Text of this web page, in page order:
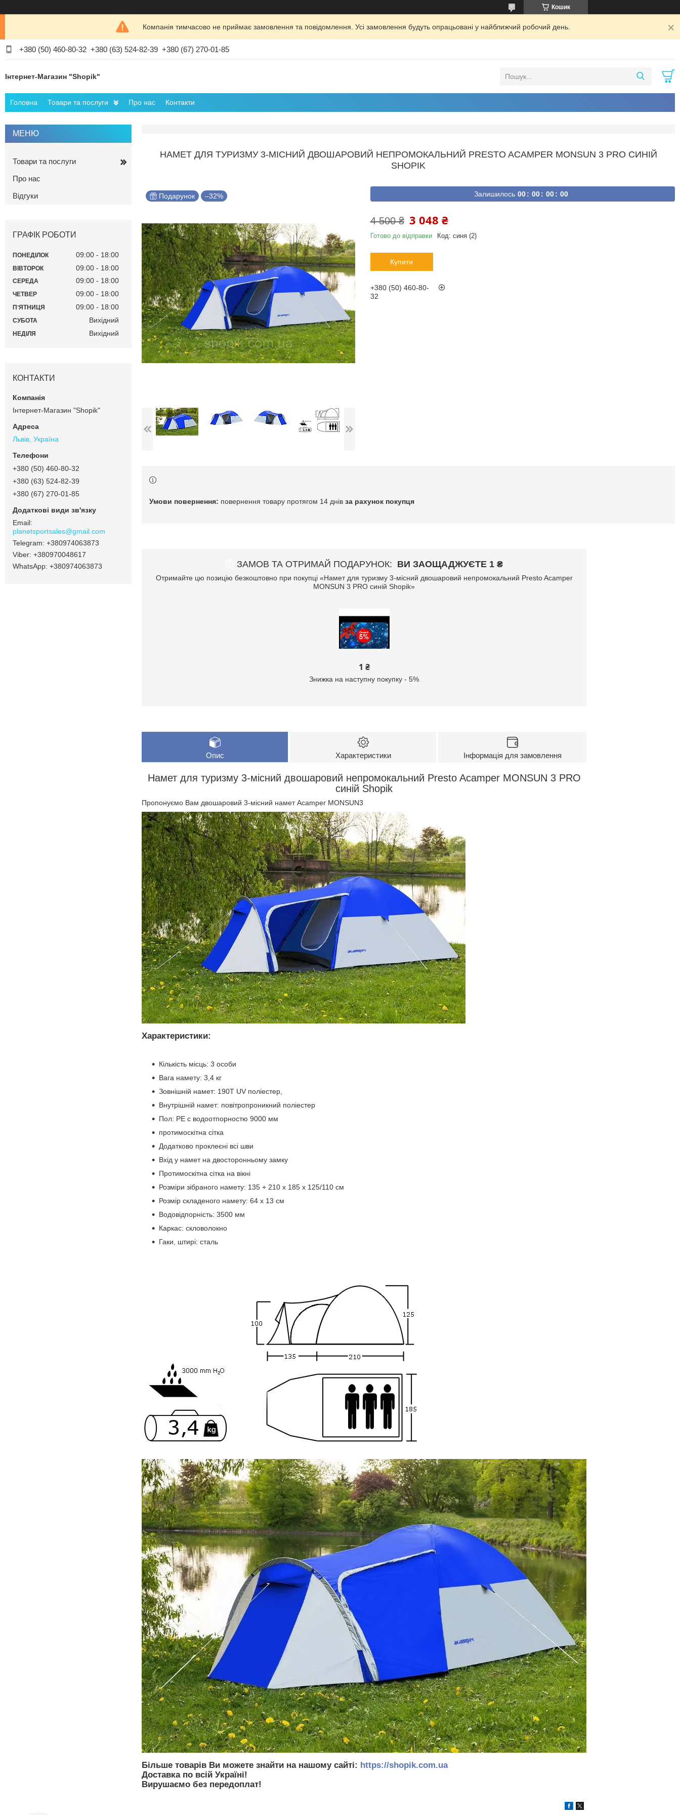
Кошик
Компанія тимчасово не приймає замовлення та повідомлення. Усі замовлення будуть опрацьовані у найближчий робочий день.
+380 (50) 460-80-32 +380 (63) 524-82-39 +380 (67) 270-01-85
Інтернет-Магазин "Shopik"
Головна Товари та послуги Про нас Контакти
НАМЕТ ДЛЯ ТУРИЗМУ 3-МІСНИЙ ДВОШАРОВИЙ НЕПРОМОКАЛЬНИЙ PRESTO ACAMPER MONSUN 3 PRO СИНІЙ
SHOPIK
Подарунок –32% Залишилось 00 00 00 00
4 500 ₴ 3 048 ₴
Готово до відправки Код: синя (2)
Купити
+380 (50) 460-80-
32
повернення товару протягом 14 днів за рахунок покупця
ЗАМОВ ТА ОТРИМАЙ ПОДАРУНОК ВИ ЗАОЩАДЖУЄТЕ 1 ₴
Отримайте цю позицію безкоштовно при покупці «Намет для туризму 3-місний двошаровий непромокальний Presto Acamper
MONSUN 3 PRO синій Shopik»
1 ₴
Знижка на наступну покупку - 5%
Опис Характеристики Інформація для замовлення
Намет для туризму 3-місний двошаровий непромокальний Presto Acamper MONSUN 3 PRO
синій Shopik
Пропонуємо Вам двошаровий 3-місний намет Acamper MONSUN3
Характеристики:
Кількість місць: 3 особи
Вага намету: 3,4 кг
Зовнішній намет: 190T UV поліестер,
Внутрішній намет: повітропроникний поліестер
Пол: PE с водоотпорностю 9000 мм
протимоскітна сітка
Додатково проклеєні всі шви
Вхід у намет на двосторонньому замку
Протимоскітна сітка на вікні
Розміри зібраного намету: 135 + 210 x 185 x 125/110 см
Розмір складеного намету: 64 x 13 см
Водовідпорність: 3500 мм
Каркас: скловолокно
Гаки, штирі: сталь
Більше товарів Ви можете знайти на нашому сайті: https://shopik.com.ua
Доставка по всій Україні!
Вирушаємо без передоплат!
Товари та послуги
Про нас
Відгуки
ГРАФІК РОБОТИ
ПОНЕДІЛОК 09:00 18:00
ВІВТОРОК 09:00 18:00
СЕРЕДА 09:00 18:00
ЧЕТВЕР 09:00 18:00
ПʼЯТНИЦЯ 09:00 18:00
СУБОТА Вихідний
НЕДІЛЯ Вихідний
КОНТАКТИ
Інтернет-Магазин "Shopik"
Львів, Україна
+380 (50) 460-80-32
+380 (63) 524-82-39
+380 (67) 270-01-85
planetsportsales@gmail.com
+380974063873
+380970048617
+380974063873